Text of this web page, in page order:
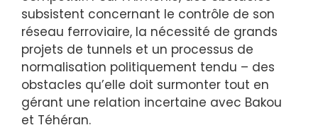
subsistent concernant le contrôle de son
réseau ferroviaire, la nécessité de grands
projets de tunnels et un processus de
normalisation politiquement tendu – des
obstacles qu’elle doit surmonter tout en
gérant une relation incertaine avec Bakou
et Téhéran.